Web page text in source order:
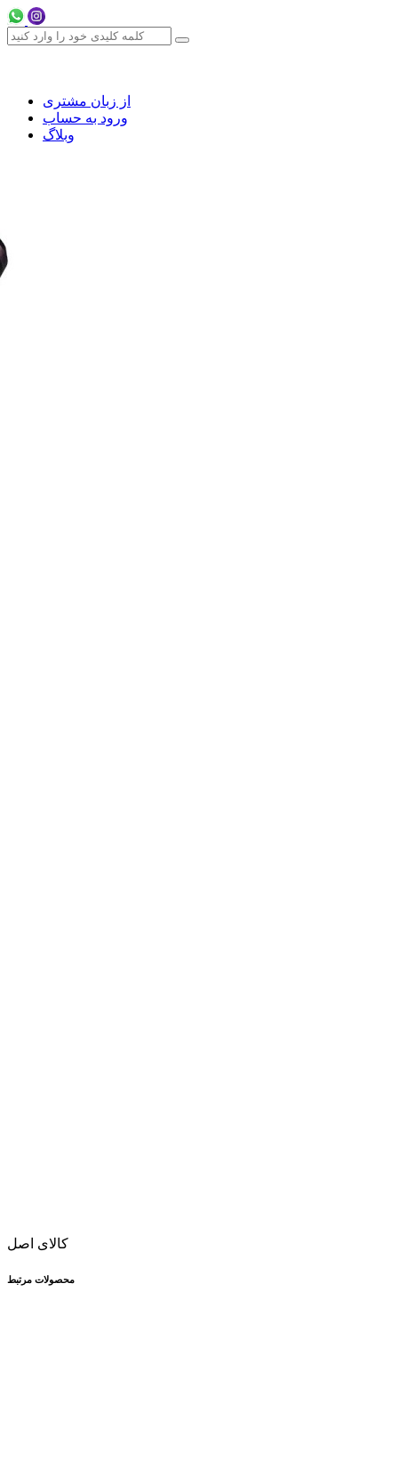
از زبان مشتری
ورود به حساب
وبلاگ
کالای اصل
محصولات مرتبط